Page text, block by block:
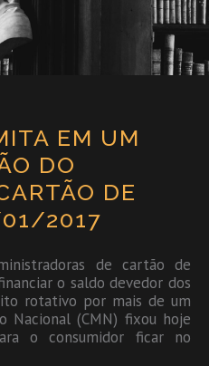
EM UM
DO
DE
2017
de cartão de
o saldo devedor dos
rotativo por mais de um
Nacional (CMN) fixou hoje
o consumidor ficar no